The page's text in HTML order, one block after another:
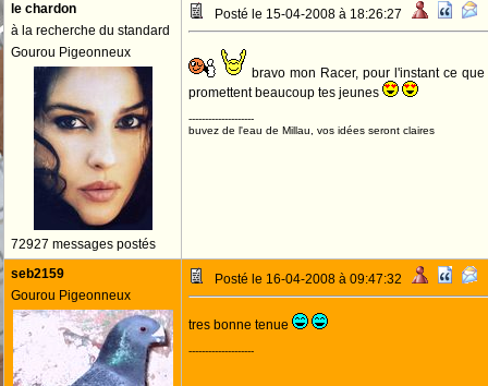
le chardon
à la recherche du standard
Gourou Pigeonneux
72927 messages postés
Posté le 15-04-2008 à 18:26:27
bravo mon Racer, pour l'instant ce
promettent beaucoup tes jeunes
--------------------
buvez de l'eau de Millau, vos idées seront claires
seb2159
Gourou Pigeonneux
Posté le 16-04-2008 à 09:47:32
tres bonne tenue
--------------------